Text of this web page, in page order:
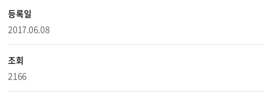
등록일
2017.06.08
조회
2166